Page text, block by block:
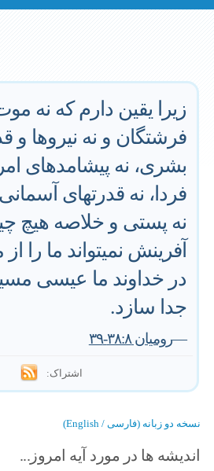
زيرا يقين دارم كه نه
فرشتگان و نه نيروها و
بشرى، نه پيشامدهاى
فردا، نه قدرتهاى
نه پستى و خلاصه هيچ
آفرينش نميتواند ما را
در خداوند ما عيسى
جدا سازد.
—روميان ٣٨:٨-٣٩
اشتراک:
نسخه دو زبانه (فارسی / English)
اندیشه ها در مورد آیه امروز...